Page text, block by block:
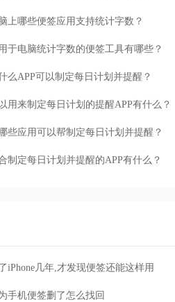
上哪些便签应用支持统计字数？
于电脑统计字数的便签工具有哪些？
么APP可以制定每日计划并提醒？
用来制定每日计划的提醒APP有什么？
些应用可以帮制定每日计划并提醒？
制定每日计划并提醒的APP有什么？
iPhone几年,才发现便签还能这样用
手机便签删了怎么找回